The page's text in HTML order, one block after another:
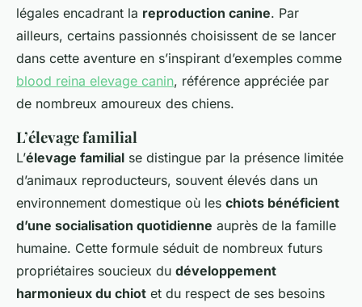
légales encadrant la reproduction canine. Par
ailleurs, certains passionnés choisissent de se lancer
dans cette aventure en s’inspirant d’exemples comme
blood reina elevage canin, référence appréciée par
de nombreux amoureux des chiens.
L’élevage familial
L’élevage familial se distingue par la présence limitée
d’animaux reproducteurs, souvent élevés dans un
environnement domestique où les chiots bénéficient
d’une socialisation quotidienne auprès de la famille
humaine. Cette formule séduit de nombreux futurs
propriétaires soucieux du développement
harmonieux du chiot et du respect de ses besoins